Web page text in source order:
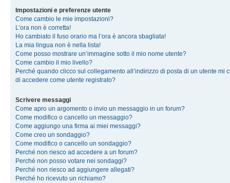
Impostazioni e preferenze utente
Come cambio le mie impostazioni?
L’ora non è corretta!
Ho cambiato il fuso orario ma l’ora è ancora sbagliata!
La mia lingua non è nella lista!
Come posso mostrare un’immagine sotto il mio nome utente?
Come cambio il mio livello?
Perché quando clicco sul collegamento all’indirizzo di posta di un utente mi
di accedere come utente registrato?
Scrivere messaggi
Come apro un argomento o invio un messaggio in un forum?
Come modifico o cancello un messaggio?
Come aggiungo una firma ai miei messaggi?
Come creo un sondaggio?
Come modifico o cancello un sondaggio?
Perché non riesco ad accedere a un forum?
Perché non posso votare nei sondaggi?
Perché non riesco ad aggiungere allegati?
Perché ho ricevuto un richiamo?